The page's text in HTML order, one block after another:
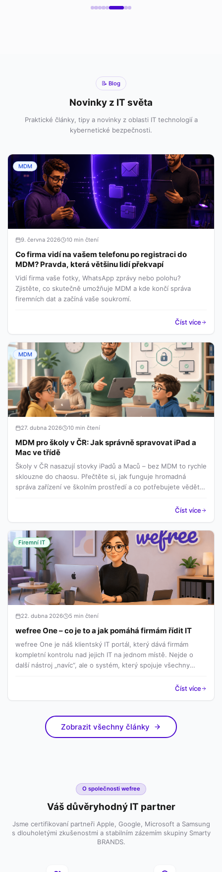
📝 Blog
Novinky z IT světa
Praktické články, tipy a novinky z oblasti IT technologií a
kybernetické bezpečnosti.
MDM
9. června 2026 10 min čtení
Co firma vidí na vašem telefonu po registraci do
MDM? Pravda, která většinu lidí překvapí
Vidí firma vaše fotky, WhatsApp zprávy nebo polohu?
Zjistěte, co skutečně umožňuje MDM a kde končí správa
firemních dat a začíná vaše soukromí.
Číst více
MDM
27. dubna 2026 10 min čtení
MDM pro školy v ČR: Jak správně spravovat iPad a
Mac ve třídě
Školy v ČR nasazují stovky iPadů a Maců – bez MDM to rychle
sklouzne do chaosu. Přečtěte si, jak funguje hromadná
správa zařízení ve školním prostředí a co potřebujete vědět
Číst více
Firemní IT
22. dubna 2026 5 min čtení
wefree One – co je to a jak pomáhá firmám řídit IT
wefree One je náš klientský IT portál, který dává firmám
kompletní kontrolu nad jejich IT na jednom místě. Nejde o
další nástroj „navíc“, ale o systém, který spojuje všechny
Číst více
Zobrazit všechny články
O společnosti wefree
Váš důvěryhodný IT partner
Jsme certifikovaní partneři Apple, Google, Microsoft a Samsung
s dlouholetými zkušenostmi a stabilním zázemím skupiny Smarty
BRANDS.